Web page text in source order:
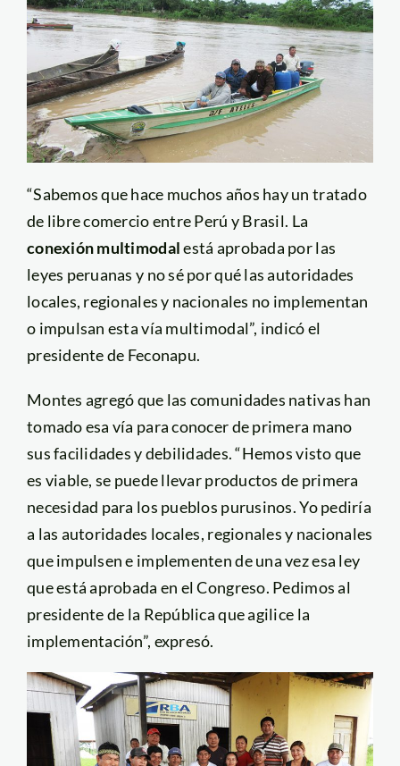
“Sabemos que hace muchos años hay un tratado
de libre comercio entre Perú y Brasil. La
conexión multimodalestá aprobada por las
leyes peruanas y no sé por qué las autoridades
locales, regionales y nacionales no implementan
o impulsan esta vía multimodal”, indicó el
presidente de Feconapu.
Montes agregó que las comunidades nativas han
tomado esa vía para conocer de primera mano
sus facilidades y debilidades. “Hemos visto que
es viable, se puede llevar productos de primera
necesidad para los pueblos purusinos. Yo pediría
a las autoridades locales, regionales y nacionales
que impulsen e implementen de una vez esa ley
que está aprobada en el Congreso. Pedimos al
presidente de la República que agilice la
implementación”, expresó.